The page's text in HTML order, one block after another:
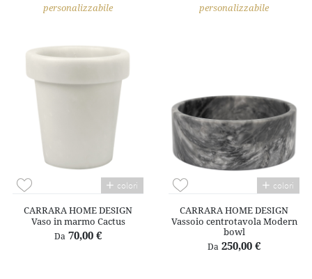
personalizzabile personalizzabile
colori
CARRARA HOME DESIGN
Vaso in marmo Cactus
Da 70,00 €
colori
CARRARA HOME DESIGN
Vassoio centrotavola Modern
bowl
Da 250,00 €